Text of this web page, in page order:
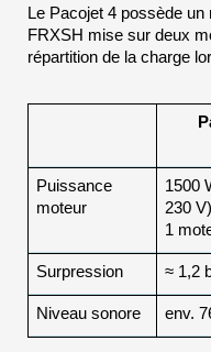
Le Pacojet 4 possède
FRXSH mise sur deux
répartition de la charge
Puissance
moteur
1500
230 V)
1
Surpression ≈ 1,2
Niveau sonore env.